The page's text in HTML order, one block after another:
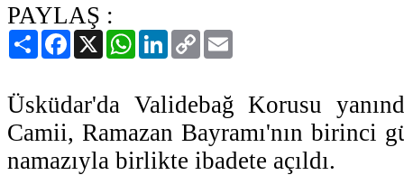
PAYLAŞ :
PaylaşFacebook
X WhatsAppLinkedIn
Copy
Link
Üsküdar'da Validebağ Korusu
Camii, Ramazan Bayramı'nın birinci
namazıyla birlikte ibadete açıldı.